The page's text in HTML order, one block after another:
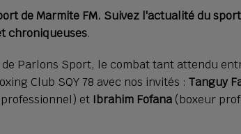
de Marmite FM. Suivez l'actualité du
chroniqueuses.
Parlons Sport, le combat tant attendu
Club SQY 78 avec nos invités : Tanguy
et Ibrahim Fofana (boxeur